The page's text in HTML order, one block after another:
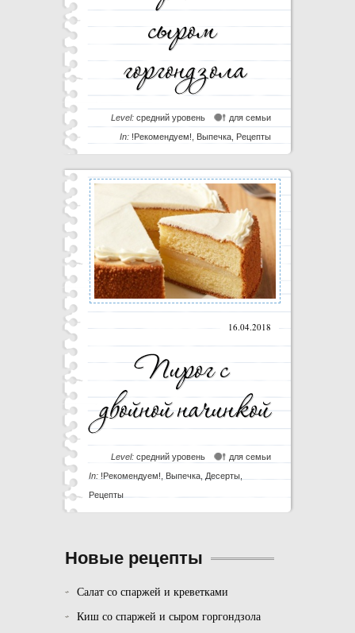
для семьи
Level: средний уровень
In: !Рекомендуем! Выпечка, Рецепты
16.04.2018
для семьи
Level: средний уровень
In: !Рекомендуем! Выпечка, Десерты,
Рецепты
Новые рецепты
Салат со спаржей и креветками
Киш со спаржей и сыром горгондзола